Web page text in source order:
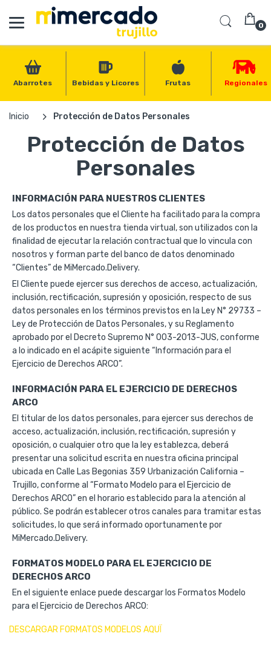
0
Abarrotes Bebidas y Licores Frutas Regionales
Inicio Protección de Datos Personales
Protección de Datos
Personales
INFORMACIÓN PARA NUESTROS CLIENTES
Los datos personales que el Cliente ha facilitado para la compra
de los productos en nuestra tienda virtual, son utilizados con la
finalidad de ejecutar la relación contractual que lo vincula con
nosotros y forman parte del banco de datos denominado
“Clientes” de MiMercado.Delivery.
El Cliente puede ejercer sus derechos de acceso, actualización,
inclusión, rectificación, supresión y oposición, respecto de sus
datos personales en los términos previstos en la Ley N° 29733 –
Ley de Protección de Datos Personales, y su Reglamento
aprobado por el Decreto Supremo N° 003-2013-JUS, conforme
a lo indicado en el acápite siguiente “Información para el
Ejercicio de Derechos ARCO”.
INFORMACIÓN PARA EL EJERCICIO DE DERECHOS
ARCO
El titular de los datos personales, para ejercer sus derechos de
acceso, actualización, inclusión, rectificación, supresión y
oposición, o cualquier otro que la ley establezca, deberá
presentar una solicitud escrita en nuestra oficina principal
ubicada en Calle Las Begonias 359 Urbanización California –
Trujillo, conforme al “Formato Modelo para el Ejercicio de
Derechos ARCO” en el horario establecido para la atención al
público. Se podrán establecer otros canales para tramitar estas
solicitudes, lo que será informado oportunamente por
MiMercado.Delivery.
FORMATOS MODELO PARA EL EJERCICIO DE
DERECHOS ARCO
En el siguiente enlace puede descargar los Formatos Modelo
para el Ejercicio de Derechos ARCO:
DESCARGAR FORMATOS MODELOS AQUÏ